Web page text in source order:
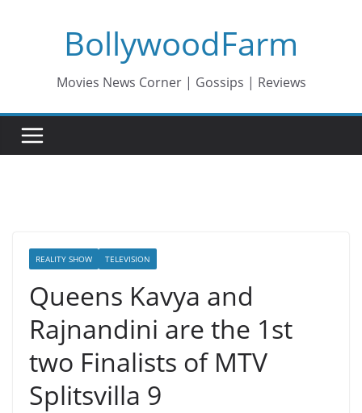
BollywoodFarm
Movies News Corner | Gossips | Reviews
REALITY SHOW TELEVISION
Queens Kavya and
Rajnandini are the 1st
two Finalists of MTV
Splitsvilla 9